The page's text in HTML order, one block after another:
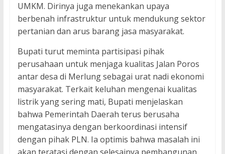
UMKM. Dirinya juga menekankan upaya
berbenah infrastruktur untuk mendukung sektor
pertanian dan arus barang jasa masyarakat.
Bupati turut meminta partisipasi pihak
perusahaan untuk menjaga kualitas Jalan Poros
antar desa di Merlung sebagai urat nadi ekonomi
masyarakat. Terkait keluhan mengenai kualitas
listrik yang sering mati, Bupati menjelaskan
bahwa Pemerintah Daerah terus berusaha
mengatasinya dengan berkoordinasi intensif
dengan pihak PLN. Ia optimis bahwa masalah ini